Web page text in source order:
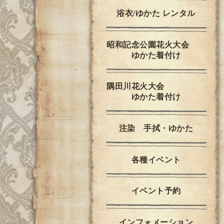
浴衣/ゆかた レンタル
昭和記念公園花火大会
ゆかた着付け
隅田川花火大会
ゆかた着付け
注染 手拭・ゆかた
各種イベント
イベント予約
インフォメーション